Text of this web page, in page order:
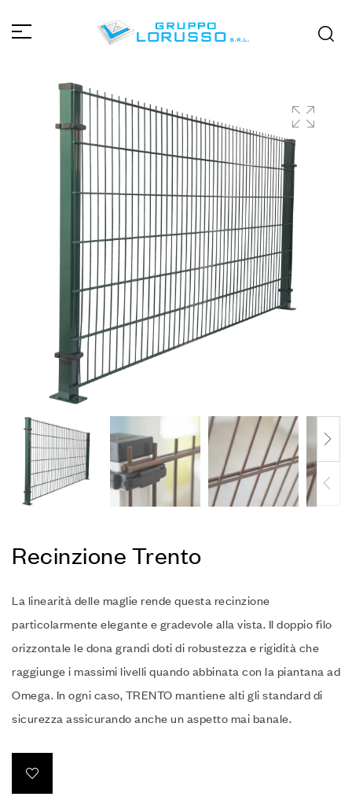
Recinzione Trento
La linearità delle maglie rende questa recinzione
particolarmente elegante e gradevole alla vista. Il doppio filo
orizzontale le dona grandi doti di robustezza e rigidità che
raggiunge i massimi livelli quando abbinata con la piantana ad
Omega. In ogni caso, TRENTO mantiene alti gli standard di
sicurezza assicurando anche un aspetto mai banale.